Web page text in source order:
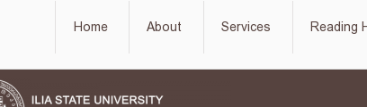
Home About Services Reading